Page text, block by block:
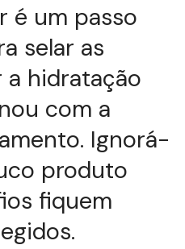
é um passo
selar as
hidratação
com a
Ignorá-
produto
fiquem